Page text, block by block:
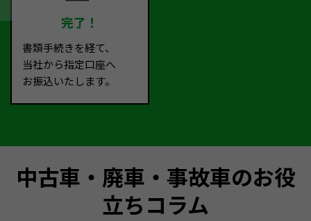
完了！
書類手続きを経て、
当社から指定口座へ
お振込いたします。
中古車・廃車・事故車のお役
立ちコラム